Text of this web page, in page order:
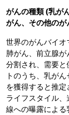
がんの種類 (乳が
がん、その他のが
世界のがんバイオ
肺がん、前立腺
分割され、需要
トのうち、乳が
を獲得すると推
ライフスタイル
線への曝露によ